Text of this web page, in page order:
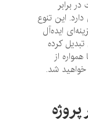
تنوع
از
شد.